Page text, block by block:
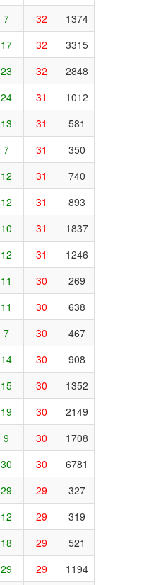
7 32
1374
17 32
3315
23 32
2848
24 31
1012
13 31
581
7 31
350
12 31
740
12 31
893
10 31
1837
12 31
1246
11 30
269
11 30
638
7 30
467
14 30
908
15 30
1352
19 30
2149
9 30
1708
30 30
6781
29 29
327
12 29
319
18 29
521
29 29 1194